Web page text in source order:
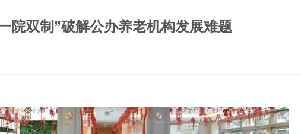
院双制”破解公办养老机构发展难题